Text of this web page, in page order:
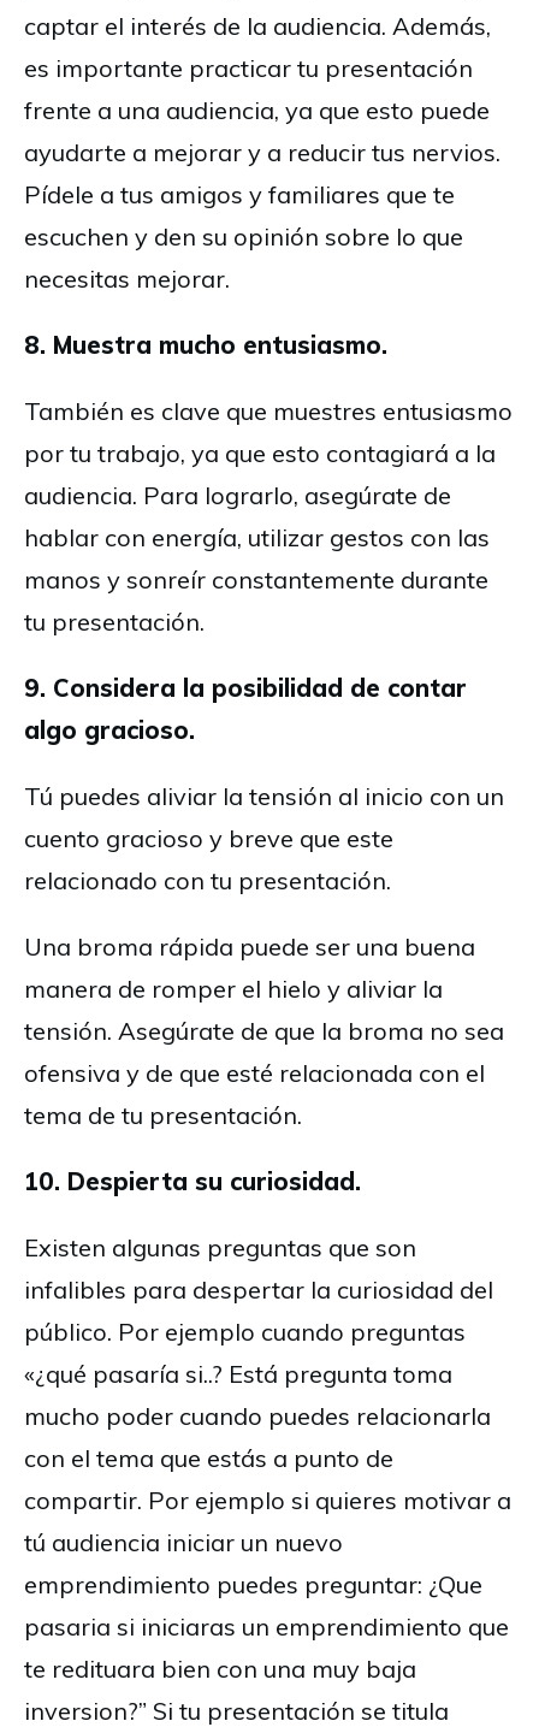
captar el interés de la audiencia. Además,
es importante practicar tu presentación
frente a una audiencia, ya que esto puede
ayudarte a mejorar y a reducir tus nervios.
Pídele a tus amigos y familiares que te
escuchen y den su opinión sobre lo que
necesitas mejorar.
8. Muestra mucho entusiasmo.
También es clave que muestres entusiasmo
por tu trabajo, ya que esto contagiará a la
audiencia. Para lograrlo, asegúrate de
hablar con energía, utilizar gestos con las
manos y sonreír constantemente durante
tu presentación.
9. Considera la posibilidad de contar
algo gracioso.
Tú puedes aliviar la tensión al inicio con un
cuento gracioso y breve que este
relacionado con tu presentación.
Una broma rápida puede ser una buena
manera de romper el hielo y aliviar la
tensión. Asegúrate de que la broma no sea
ofensiva y de que esté relacionada con el
tema de tu presentación.
10. Despierta su curiosidad.
Existen algunas preguntas que son
infalibles para despertar la curiosidad del
público. Por ejemplo cuando preguntas
«¿qué pasaría si..? Está pregunta toma
mucho poder cuando puedes relacionarla
con el tema que estás a punto de
compartir. Por ejemplo si quieres motivar a
tú audiencia iniciar un nuevo
emprendimiento puedes preguntar: ¿Que
pasaria si iniciaras un emprendimiento que
te redituara bien con una muy baja
inversion?” Si tu presentación se titula